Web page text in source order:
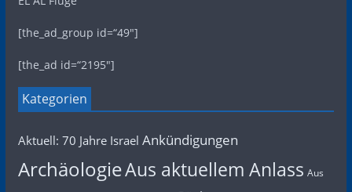
[the_ad_group id=“49″]
[the_ad id=“2195″]
Kategorien
Aktuell: 70 Jahre Israel Ankündigungen
ArchäologieAus aktuellem Anlass Aus